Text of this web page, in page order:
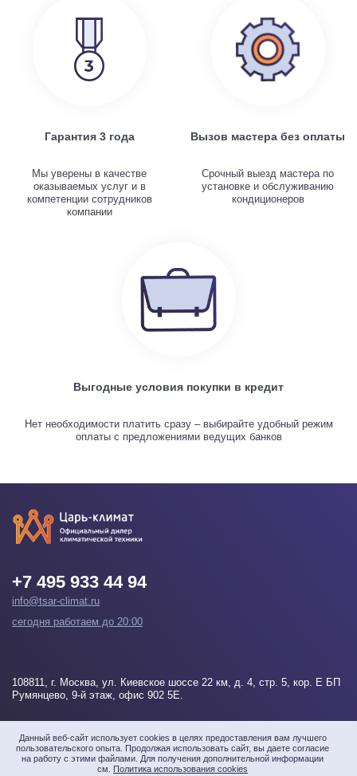
Данный веб-сайт использует cookies в целях предоставления вам лучшего
пользовательского опыта. Продолжая использовать сайт, вы даете согласие
на работу с этими файлами. Для получения дополнительной информации
см. Политика использования cookies
Гарантия 3 года
Мы уверены в качестве
оказываемых услуг и в
компетенции сотрудников
компании
Вызов мастера без оплаты
Срочный выезд мастера по
установке и обслуживанию
кондиционеров
Выгодные условия покупки в кредит
Нет необходимости платить сразу – выбирайте удобный режим
оплаты с предложениями ведущих банков
+7 495 933 44 94
info@tsar-climat.ru
сегодня работаем до 20:00
108811, г. Москва, ул. Киевское шоссе 22 км, д. 4, стр. 5, кор. Е БП
Румянцево, 9-й этаж, офис 902 5Е.
Напишите нам